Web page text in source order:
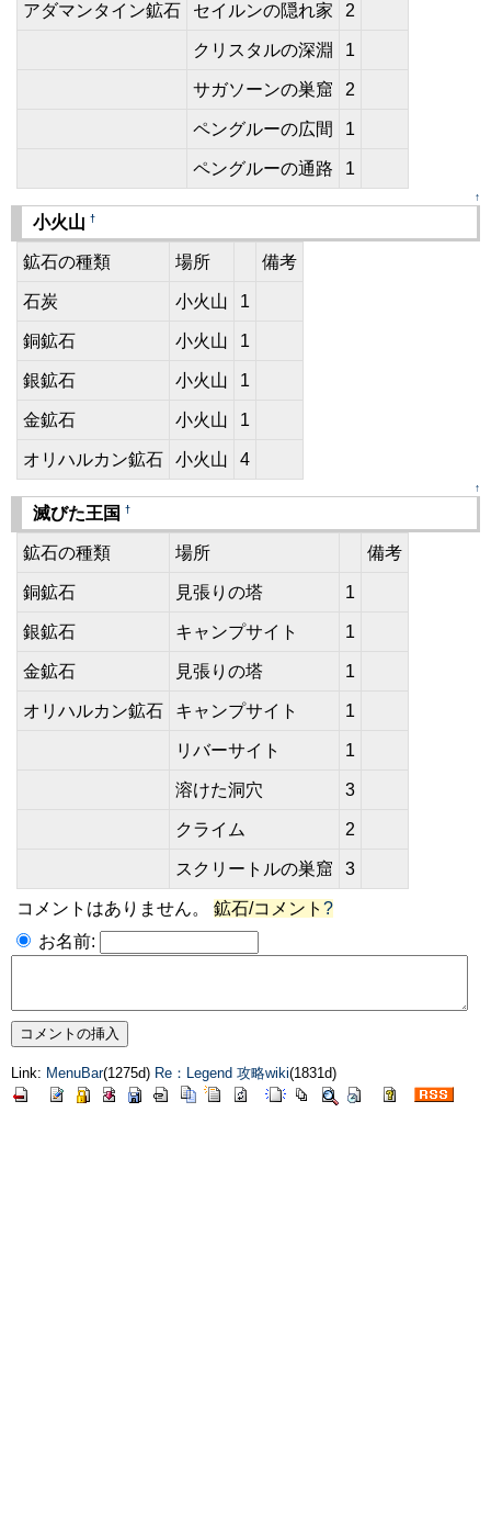
アダマンタイン鉱石 セイルンの隠れ家 2
クリスタルの深淵 1
サガソーンの巣窟 2
ペングルーの広間 1
ペングルーの通路 1
↑
小火山 †
鉱石の種類 場所 備考
石炭 小火山 1
銅鉱石 小火山 1
銀鉱石 小火山 1
金鉱石 小火山 1
オリハルカン鉱石 小火山 4
↑
滅びた王国 †
鉱石の種類 場所 備考
銅鉱石 見張りの塔 1
銀鉱石 キャンプサイト 1
金鉱石 見張りの塔 1
オリハルカン鉱石 キャンプサイト 1
リバーサイト 1
溶けた洞穴 3
クライム 2
スクリートルの巣窟 3
コメントはありません。 鉱石/コメント ?
お名前:
Link: MenuBar(1275d) Re：Legend 攻略wiki(1831d)